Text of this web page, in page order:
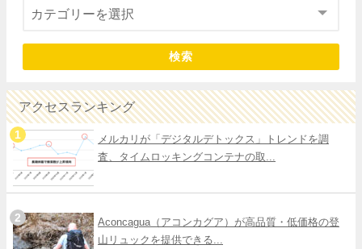
検索
アクセスランキング
メルカリが「デジタルデトックス」トレンドを調
査、タイムロッキングコンテナの取...
Aconcagua（アコンカグア）が高品質・低価格の登
山リュックを提供できる...